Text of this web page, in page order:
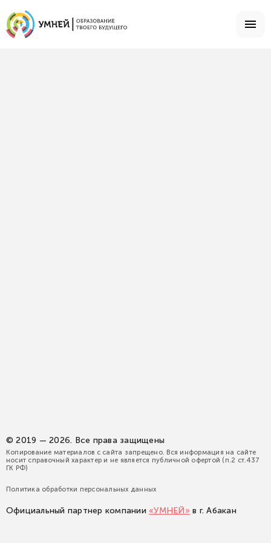
ВУЗы
ВУЗы
© 2019 — 2026. Все права защищены
Копирование материалов с сайта запрещено. Вся информация на сайте
носит справочный характер и не является публичной офертой (п.2 ст.437
ГК РФ)
Политика обработки персональных данных
Официальный партнер компании «УМНЕЙ» в г. Абакан